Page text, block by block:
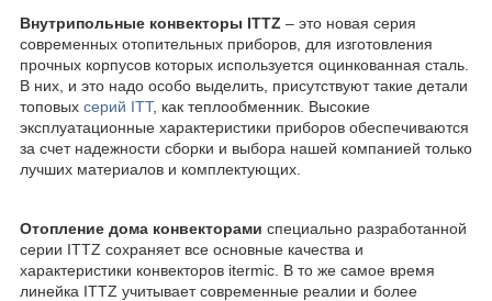
Внутрипольные конвекторы ITTZ – это новая серия
современных отопительных приборов, для изготовления
прочных корпусов которых используется оцинкованная сталь.
В них, и это надо особо выделить, присутствуют такие детали
топовых серий ITT, как теплообменник. Высокие
эксплуатационные характеристики приборов обеспечиваются
за счет надежности сборки и выбора нашей компанией только
лучших материалов и комплектующих.
Отопление дома конвекторами специально разработанной
серии ITTZ сохраняет все основные качества и
характеристики конвекторов itermic. В то же самое время
линейка ITTZ учитывает современные реалии и более